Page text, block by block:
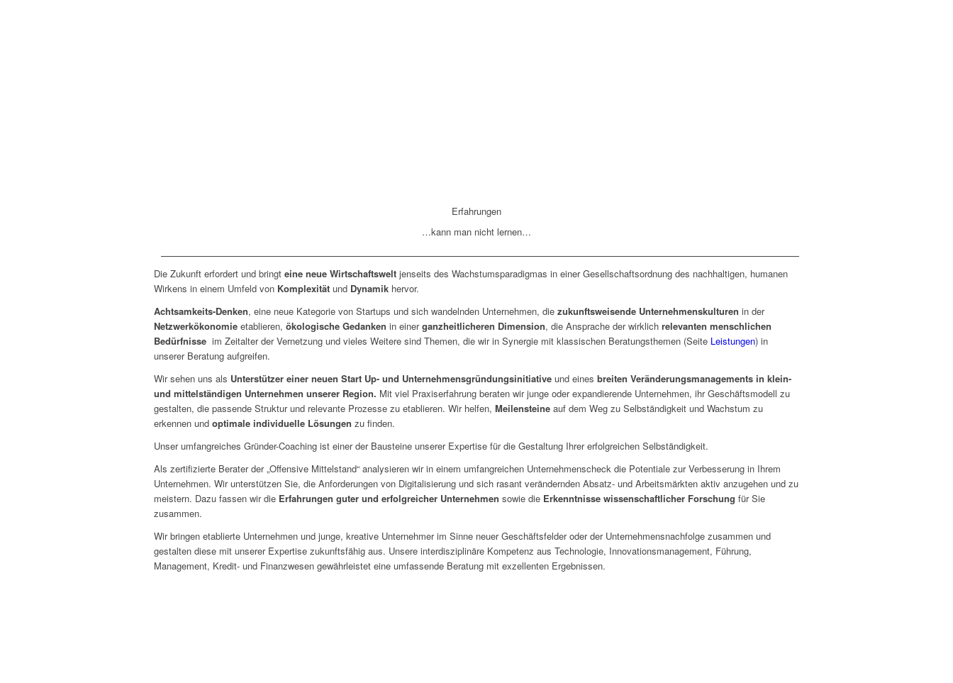
Erfahrungen
…kann man nicht lernen…
Die Zukunft erfordert und bringt eine neue Wirtschaftswelt jenseits des Wachstumsparadigmas in einer Gesellschaftsordnung des nachhaltigen, humanen
Wirkens in einem Umfeld von Komplexität und Dynamik hervor.
Achtsamkeits-Denken, eine neue Kategorie von Startups und sich wandelnden Unternehmen, die zukunftsweisende Unternehmenskulturen in der
Netzwerkökonomie etablieren, ökologische Gedanken in einerganzheitlicheren Dimension, die Ansprache der wirklich relevanten menschlichen
Bedürfnisse im Zeitalter der Vernetzung und vieles Weitere sind Themen, die wir in Synergie mit klassischen Beratungsthemen (Seite Leistungen) in
unserer Beratung aufgreifen.
Wir sehen uns als Unterstützer einer neuen Start Up- und Unternehmensgründungsinitiative und eines breiten Veränderungsmanagements in klein-
und mittelständigen Unternehmen unserer Region. Mit viel Praxiserfahrung beraten wir junge oder expandierende Unternehmen, ihr Geschäftsmodell zu
gestalten, die passende Struktur und relevante Prozesse zu etablieren. Wir helfen, Meilensteine auf dem Weg zu Selbständigkeit und Wachstum zu
erkennen und optimale individuelle Lösungen zu finden.
Unser umfangreiches Gründer-Coaching ist einer der Bausteine unserer Expertise für die Gestaltung Ihrer erfolgreichen Selbständigkeit.
Als zertifizierte Berater der „Offensive Mittelstand“ analysieren wir in einem umfangreichen Unternehmenscheck die Potentiale zur Verbesserung in Ihrem
Unternehmen. Wir unterstützen Sie, die Anforderungen von Digitalisierung und sich rasant verändernden Absatz- und Arbeitsmärkten aktiv anzugehen und zu
meistern. Dazu fassen wir die Erfahrungen guter und erfolgreicher Unternehmen sowie die Erkenntnisse wissenschaftlicher Forschung für Sie
zusammen.
Wir bringen etablierte Unternehmen und junge, kreative Unternehmer im Sinne neuer Geschäftsfelder oder der Unternehmensnachfolge zusammen und
gestalten diese mit unserer Expertise zukunftsfähig aus. Unsere interdisziplinäre Kompetenz aus Technologie, Innovationsmanagement, Führung,
Management, Kredit- und Finanzwesen gewährleistet eine umfassende Beratung mit exzellenten Ergebnissen.